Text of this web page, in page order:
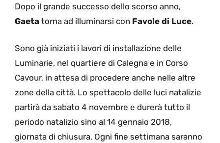
Dopo il grande successo dello scorso anno,
Gaeta torna ad illuminarsi con Favole di Luce.
Sono già iniziati i lavori di installazione delle
Luminarie, nel quartiere di Calegna e in Corso
Cavour, in attesa di procedere anche nelle altre
zone della città. Lo spettacolo delle luci natalizie
partirà da sabato 4 novembre e durerà tutto il
periodo natalizio sino al 14 gennaio 2018,
giornata di chiusura. Ogni fine settimana saranno